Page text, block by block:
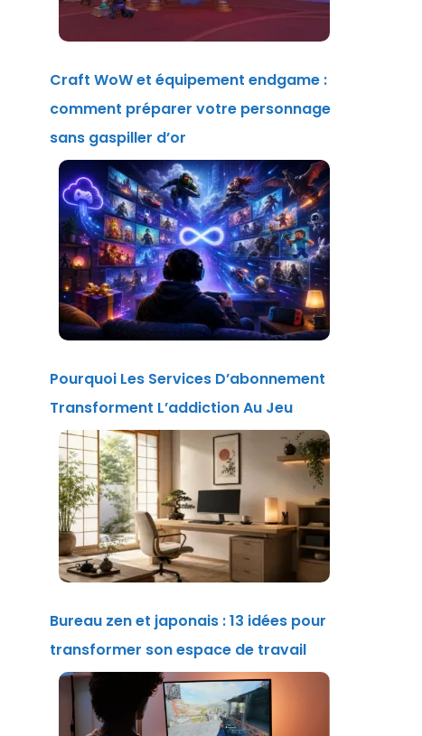
Craft WoW et équipement endgame :
comment préparer votre personnage
sans gaspiller d’or
Pourquoi Les Services D’abonnement
Transforment L’addiction Au Jeu
Bureau zen et japonais : 13 idées pour
transformer son espace de travail